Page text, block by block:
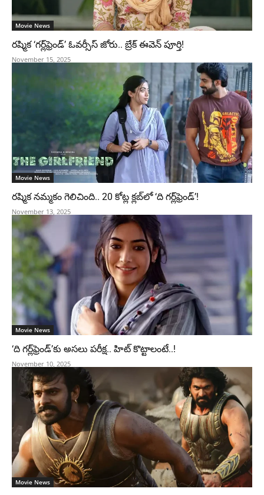
Movie News
రష్మిక ‘గర్ల్‌ఫ్రెండ్’ ఓవర్సీస్ జోరు.. బ్రేక్ ఈవెన్ పూర్తి!
November 15, 2025
Movie News
రష్మిక నమ్మకం గెలిచింది.. 20 కోట్ల క్లబ్‌లో ‘ది గర్ల్‌ఫ్రెండ్’!
November 13, 2025
Movie News
‘ది గర్ల్‌ఫ్రెండ్’కు అసలు పరీక్ష.. హిట్ కొట్టాలంటే..!
November 10, 2025
Movie News